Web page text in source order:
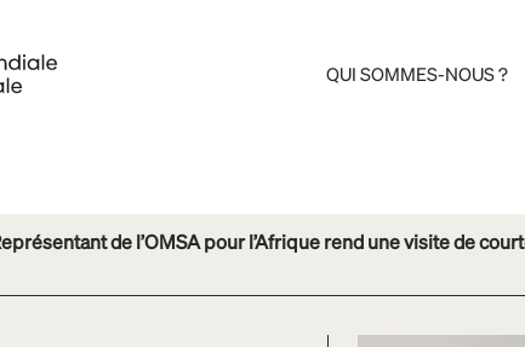
QUI SOMMES-NOUS ?
de l’OMSA pour l’Afrique rend une visite de